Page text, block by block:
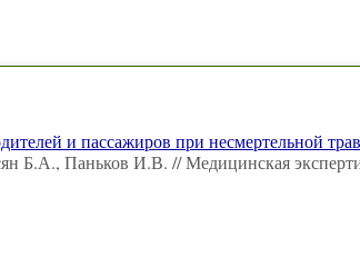
и пассажиров при несмертельной
Б.А., Паньков И.В. // Медицинская